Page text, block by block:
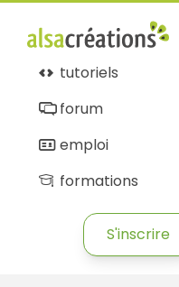
tutoriels
forum
emploi
formations
S'inscrire